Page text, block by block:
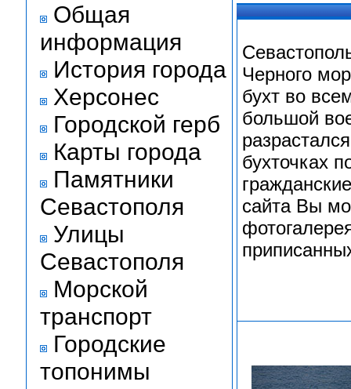
Общая
информация
История города
Херсонес
Городской герб
Карты города
Памятники
Севастополя
Улицы
Севастополя
Морской
транспорт
Городские
топонимы
Черного
бухт во
большой
бухточках
сайта Вы